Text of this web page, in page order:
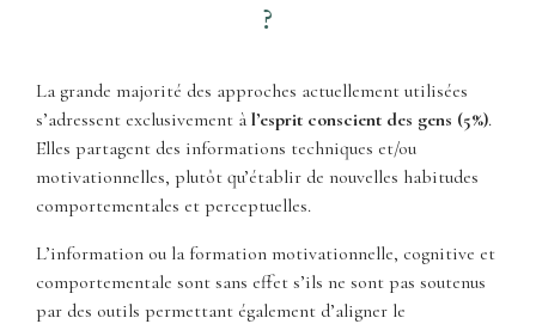
?
La grande majorité des approches actuellement utilisées
s’adressent exclusivement à l’esprit conscient des gens (5%).
Elles partagent des informations techniques et/ou
motivationnelles, plutôt qu’établir de nouvelles habitudes
comportementales et perceptuelles.
L’information ou la formation motivationnelle, cognitive et
comportementale sont sans effet s’ils ne sont pas soutenus
par des outils permettant également d’aligner le